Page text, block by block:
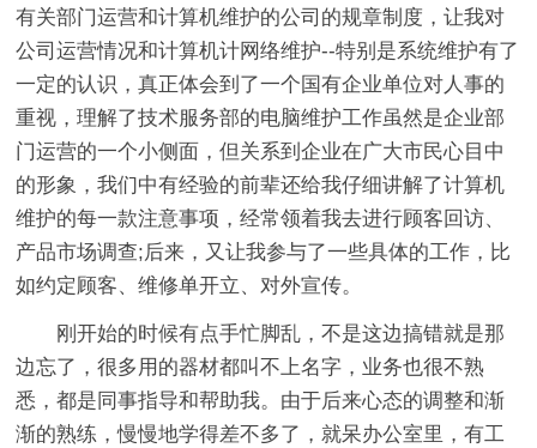
有关部门运营和计算机维护的公司的规章制度，让我对
公司运营情况和计算机计网络维护--特别是系统维护有了
一定的认识，真正体会到了一个国有企业单位对人事的
重视，理解了技术服务部的电脑维护工作虽然是企业部
门运营的一个小侧面，但关系到企业在广大市民心目中
的形象，我们中有经验的前辈还给我仔细讲解了计算机
维护的每一款注意事项，经常领着我去进行顾客回访、
产品市场调查;后来，又让我参与了一些具体的工作，比
如约定顾客、维修单开立、对外宣传。
刚开始的时候有点手忙脚乱，不是这边搞错就是那
边忘了，很多用的器材都叫不上名字，业务也很不熟
悉，都是同事指导和帮助我。由于后来心态的调整和渐
渐的熟练，慢慢地学得差不多了，就呆办公室里，有工